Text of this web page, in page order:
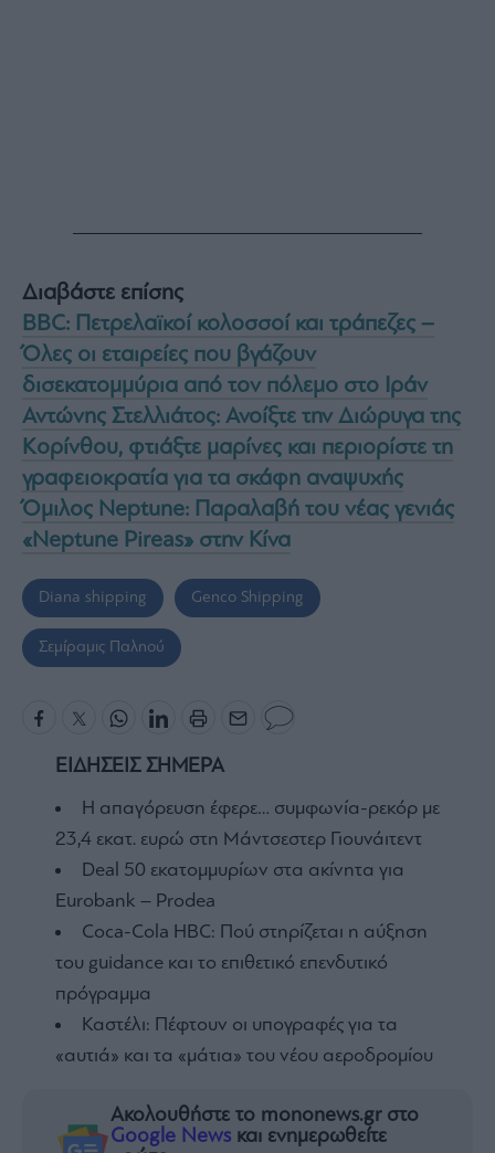
Διαβάστε επίσης
BBC: Πετρελαϊκοί κολοσσοί και τράπεζες –
Όλες οι εταιρείες που βγάζουν
δισεκατομμύρια από τον πόλεμο στο Ιράν
Αντώνης Στελλιάτος: Ανοίξτε την Διώρυγα της
Κορίνθου, φτιάξτε μαρίνες και περιορίστε τη
γραφειοκρατία για τα σκάφη αναψυχής
Όμιλος Neptune: Παραλαβή του νέας γενιάς
«Neptune Pireas» στην Κίνα
Diana shipping Genco Shipping
Σεμίραμις Παληού
ΕΙΔΗΣΕΙΣ ΣΗΜΕΡΑ
Η απαγόρευση έφερε… συμφωνία-ρεκόρ με
23,4 εκατ. ευρώ στη Μάντσεστερ Γιουνάιτεντ
Deal 50 εκατομμυρίων στα ακίνητα για
Eurobank – Prodea
Coca-Cola HBC: Πού στηρίζεται η αύξηση
του guidance και το επιθετικό επενδυτικό
πρόγραμμα
Καστέλι: Πέφτουν οι υπογραφές για τα
«αυτιά» και τα «μάτια» του νέου αεροδρομίου
Ακολουθήστε το mononews.gr στο
Google News και ενημερωθείτε